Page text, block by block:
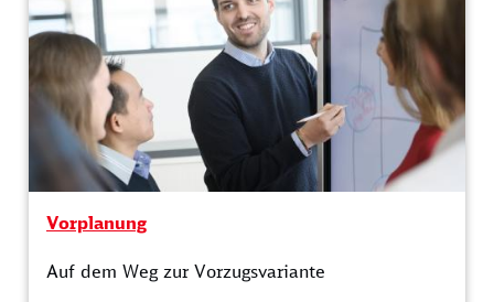
Vorplanung
Auf dem Weg zur Vorzugsvariante